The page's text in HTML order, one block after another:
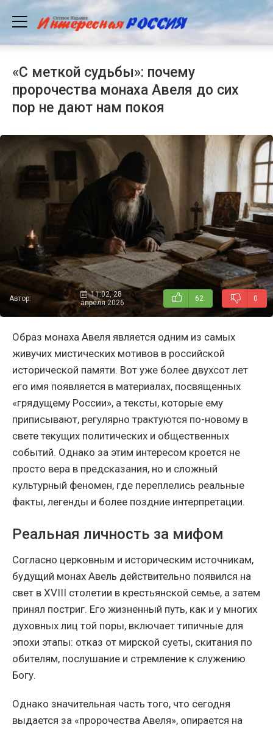
«С меткой судьбы»: почему
пророчества монаха Авеля до сих
пор не дают нам покоя
Автор:
11:02, 28
апреля 2026
62 0
Образ монаха Авеля является одним из самых
живучих мистических мотивов в российской
исторической памяти. Вот уже более двухсот лет
его имя появляется в материалах, посвященных
«грядущему России», а тексты, которые ему
приписывают, регулярно трактуются по-новому в
свете текущих политических и общественных
событий. Однако за этим интересом кроется не
просто вера в предсказания, но и сложный
культурный феномен, где переплелись реальные
факты, легенды и более поздние интерпретации.
Реальная личность за мифом
Согласно церковным и историческим источникам,
будущий монах Авель действительно появился на
свет в XVIII столетии в крестьянской семье, а затем
принял постриг. Его жизненный путь, как и у многих
духовных лиц той поры, включает типичные для
эпохи этапы: отказ от мирской суеты, скитания по
обителям, послушание и стремление к служению
Богу.
Однако значительная часть того, что сегодня
выдается за «пророчества Авеля», опирается на